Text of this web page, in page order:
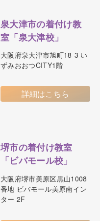
泉大津市の着付け教
室「泉大津校」
大阪府泉大津市旭町18-3 い
ずみおおつCITY1階
詳細はこちら
堺市の着付け教室
「ビバモール校」
大阪府堺市美原区黒山1008
番地 ビバモール美原南イン
ター 2F